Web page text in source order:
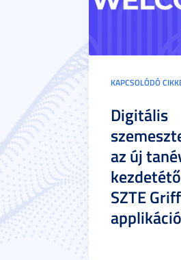
KAPCSOLÓDÓ
Digitális
az új
SZTE Griff